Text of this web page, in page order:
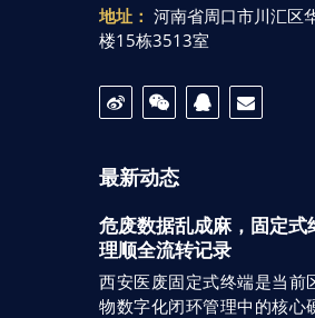
地址： 河南省周口市川汇区
楼15栋3513室
最新动态
危废数据乱成麻，固定式
理顺全流转记录
西安医废固定式终端是当前
物数字化闭环管理中的核心